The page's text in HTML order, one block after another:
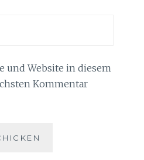
und Website in diesem
Kommentar